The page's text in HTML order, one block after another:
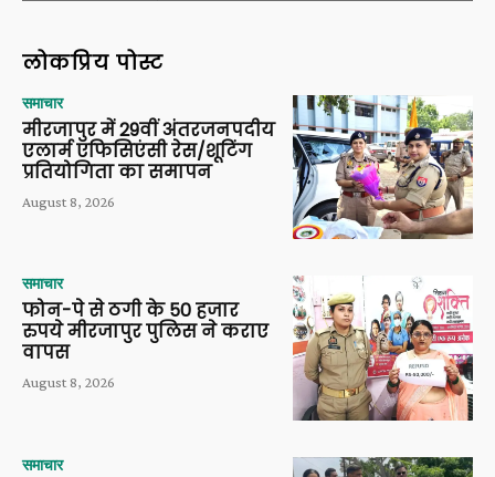
लोकप्रिय पोस्ट
समाचार
मीरजापुर में 29वीं अंतरजनपदीय
एलार्म एफिसिएंसी रेस/शूटिंग
प्रतियोगिता का समापन
August 8, 2026
समाचार
फोन-पे से ठगी के 50 हजार
रुपये मीरजापुर पुलिस ने कराए
वापस
August 8, 2026
समाचार